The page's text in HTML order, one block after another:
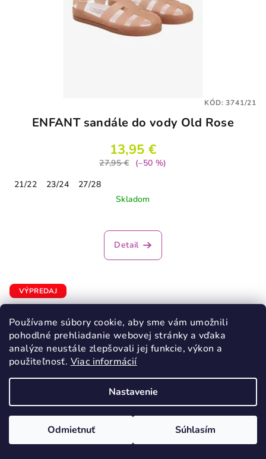
Používame súbory cookie, aby sme vám umožnili
pohodlné prehliadanie webovej stránky a vďaka
analýze neustále zlepšovali jej funkcie, výkon a
použiteľnosť. Viac informácií
Nastavenie
Odmietnuť Súhlasím
ENFANT sandále do vody Old Rose
13,95 €
27,95 €
(–50 %)
21/22
23/24
27/28
Skladom
Detail
KÓD:3741/21
VÝPREDAJ